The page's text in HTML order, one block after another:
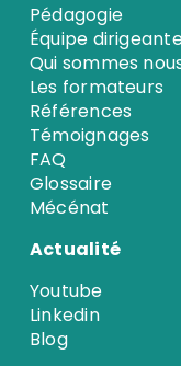
Pédagogie
Équipe
Qui sommes
Les formateurs
Références
Témoignages
FAQ
Glossaire
Mécénat
Actualité
Youtube
Linkedin
Blog